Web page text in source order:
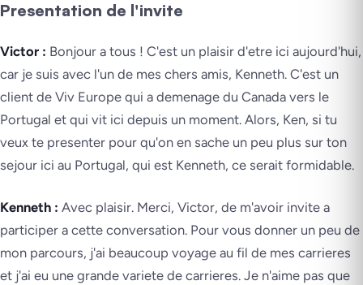
Presentation de l'invite
Victor : Bonjour a tous ! C'est un plaisir d'etre ici aujourd'hui,
car je suis avec l'un de mes chers amis, Kenneth. C'est un
client de Viv Europe qui a demenage du Canada vers le
Portugal et qui vit ici depuis un moment. Alors, Ken, si tu
veux te presenter pour qu'on en sache un peu plus sur ton
sejour ici au Portugal, qui est Kenneth, ce serait formidable.
Kenneth : Avec plaisir. Merci, Victor, de m'avoir invite a
participer a cette conversation. Pour vous donner un peu de
mon parcours, j'ai beaucoup voyage au fil de mes carrieres
et j'ai eu une grande variete de carrieres. Je n'aime pas que